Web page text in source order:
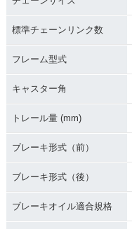
標準チェーンリンク数
フレーム型式
キャスター角
トレール量 (mm)
ブレーキ形式（前）
ブレーキ形式（後）
ブレーキオイル適合規格